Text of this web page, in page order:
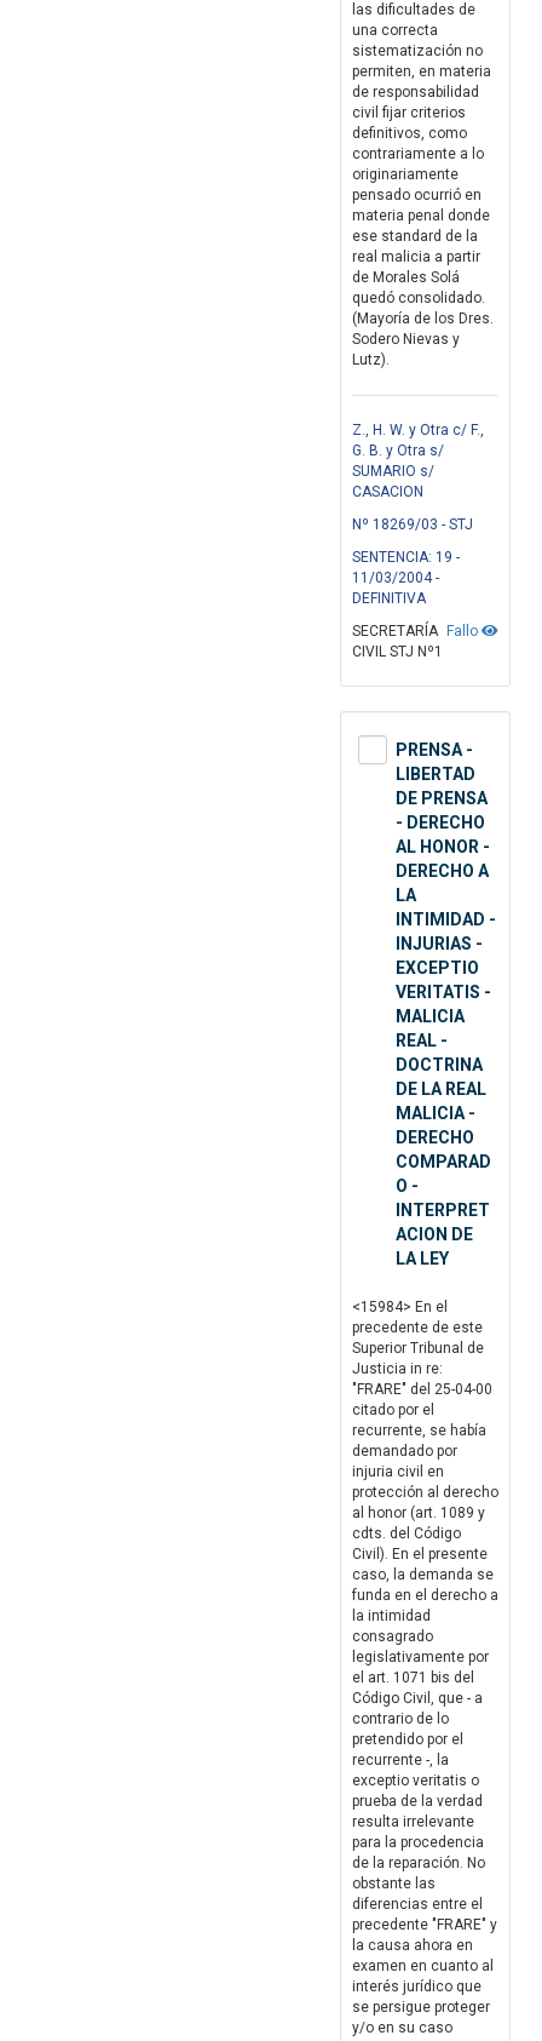
las dificultades de
una correcta
sistematización no
permiten, en materia
de responsabilidad
civil fijar criterios
definitivos, como
contrariamente a lo
originariamente
pensado ocurrió en
materia penal donde
ese standard de la
real malicia a partir
de Morales Solá
quedó consolidado.
(Mayoría de los Dres.
Sodero Nievas y
Lutz).
Z., H. W. y Otra c/ F.,
G. B. y Otra s/
SUMARIO s/
CASACION
Nº 18269/03 - STJ
SENTENCIA: 19 -
11/03/2004 -
DEFINITIVA
Fallo
SECRETARÍA
CIVIL STJ Nº1
PRENSA -
LIBERTAD
DE PRENSA
- DERECHO
AL HONOR -
DERECHO A
LA
INTIMIDAD -
INJURIAS -
EXCEPTIO
VERITATIS -
MALICIA
REAL -
DOCTRINA
DE LA REAL
MALICIA -
DERECHO
COMPARAD
O -
INTERPRET
ACION DE
LA LEY
<15984> En el
precedente de este
Superior Tribunal de
Justicia in re:
"FRARE" del 25-04-00
citado por el
recurrente, se había
demandado por
injuria civil en
protección al derecho
al honor (art. 1089 y
cdts. del Código
Civil). En el presente
caso, la demanda se
funda en el derecho a
la intimidad
consagrado
legislativamente por
el art. 1071 bis del
Código Civil, que - a
contrario de lo
pretendido por el
recurrente -, la
exceptio veritatis o
prueba de la verdad
resulta irrelevante
para la procedencia
de la reparación. No
obstante las
diferencias entre el
precedente "FRARE" y
la causa ahora en
examen en cuanto al
interés jurídico que
se persigue proteger
y/o en su caso